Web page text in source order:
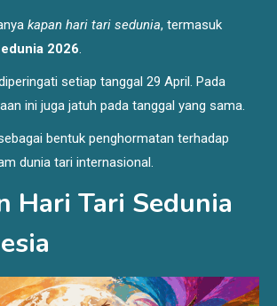
kapan hari tari sedunia, termasuk
2026.
setiap tanggal 29 April. Pada
ini juga jatuh pada tanggal yang sama.
bentuk penghormatan terhadap
dunia tari internasional.
Hari Tari Sedunia